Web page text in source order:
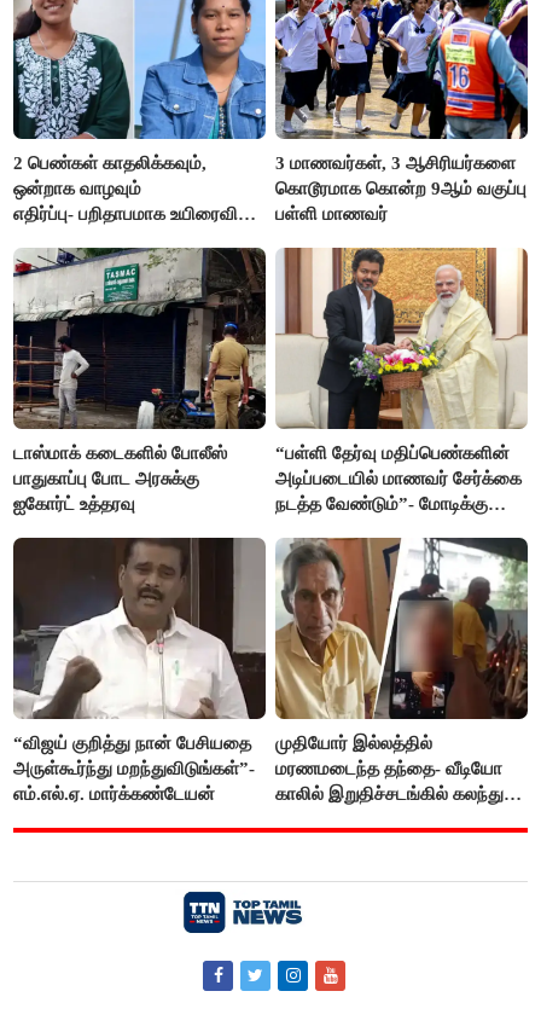
2 பெண்கள் காதலிக்கவும்,
ஒன்றாக வாழவும்
எதிர்ப்பு- பறிதாபமாக உயிரைவிட்ட
3 மாணவர்கள், 3 ஆசிரியர்களை
கொடூரமாக கொன்ற 9ஆம் வகுப்பு
பள்ளி மாணவர்
டாஸ்மாக் கடைகளில் போலீஸ்
பாதுகாப்பு போட அரசுக்கு
ஐகோர்ட் உத்தரவு
“பள்ளி தேர்வு மதிப்பெண்களின்
அடிப்படையில் மாணவர் சேர்க்கை
நடத்த வேண்டும்”- மோடிக்கு
“விஜய் குறித்து நான் பேசியதை
அருள்கூர்ந்து மறந்துவிடுங்கள்”-
எம்.எல்.ஏ. மார்க்கண்டேயன்
முதியோர் இல்லத்தில்
மரணமடைந்த தந்தை- வீடியோ
காலில் இறுதிச்சடங்கில் கலந்து